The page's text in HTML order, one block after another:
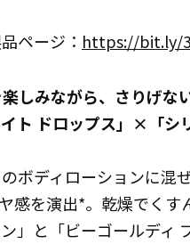
ページ： https://bit.ly/
しみながら、さりげな
ト ドロップス」×「シ
ボディローションに混
感を演出*。乾燥でく
ン」と「ビーゴールディ